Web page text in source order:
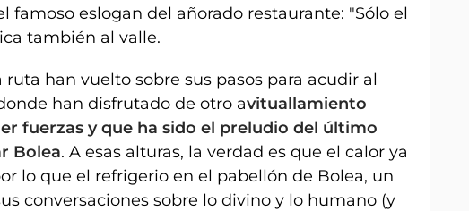
famoso eslogan del añorado restaurante: "Sólo el
también al valle.
han vuelto sobre sus pasos para acudir al
han disfrutado de otro avituallamiento
fuerzas y que ha sido el preludio del último
Bolea. A esas alturas, la verdad es que el calor ya
lo que el refrigerio en el pabellón de Bolea, un
conversaciones sobre lo divino y lo humano (y